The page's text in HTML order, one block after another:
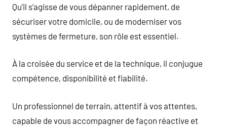
Qu’il s’agisse de vous dépanner rapidement, de
sécuriser votre domicile, ou de moderniser vos
systèmes de fermeture, son rôle est essentiel.
À la croisée du service et de la technique, il conjugue
compétence, disponibilité et fiabilité.
Un professionnel de terrain, attentif à vos attentes,
capable de vous accompagner de façon réactive et